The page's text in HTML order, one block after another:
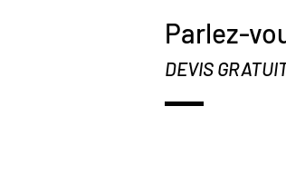
Parlez-
DEVIS